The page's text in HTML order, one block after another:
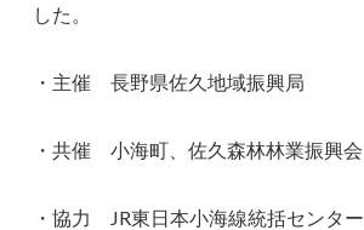
した。
・主催 長野県佐久地域振興局
・共催 小海町、佐久森林林業振興会
・協力 JR東日本小海線統括センター